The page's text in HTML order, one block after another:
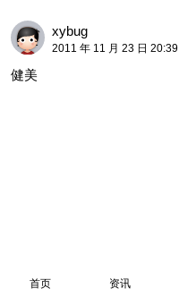
xybug
2011 年 11 月 23 日 20:39
健美
首页 资讯